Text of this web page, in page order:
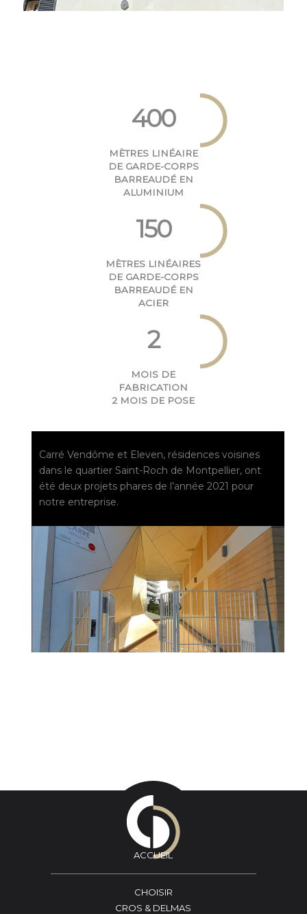
400
MÈTRES LINÉAIRE
DE GARDE-CORPS
BARREAUDÉ EN
ALUMINIUM
150
MÈTRES LINÉAIRES
DE GARDE-CORPS
BARREAUDÉ EN
ACIER
2
MOIS DE
FABRICATION
2 MOIS DE POSE
Carré Vendôme et Eleven, résidences voisines
dans le quartier Saint-Roch de Montpellier, ont
été deux projets phares de l’année 2021 pour
notre entreprise.
ACCUEIL
CHOISIR
CROS & DELMAS